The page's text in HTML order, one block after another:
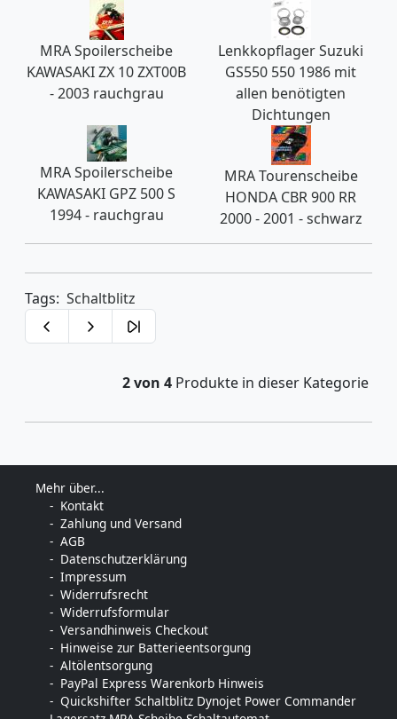
MRA Spoilerscheibe
KAWASAKI ZX 10 ZXT00B
- 2003 rauchgrau
Lenkkopflager Suzuki
GS550 550 1986 mit
allen benötigten
Dichtungen
MRA Spoilerscheibe
KAWASAKI GPZ 500 S
1994 - rauchgrau
MRA Tourenscheibe
HONDA CBR 900 RR
2000 - 2001 - schwarz
Tags: Schaltblitz
2 von 4 Produkte in dieser Kategorie
Mehr über...
Kontakt
Zahlung und Versand
AGB
Datenschutzerklärung
Impressum
Widerrufsrecht
Widerrufsformular
Versandhinweis Checkout
Hinweise zur Batterieentsorgung
Altölentsorgung
PayPal Express Warenkorb Hinweis
Quickshifter Schaltblitz Dynojet Power Commander